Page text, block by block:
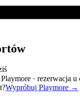
· rezerwacja u
Wypróbuj Playmore →